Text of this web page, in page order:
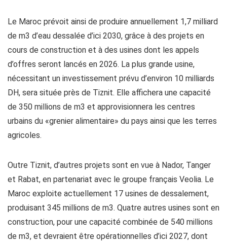
Le Maroc prévoit ainsi de produire annuellement 1,7 milliard
de m3 d’eau dessalée d’ici 2030, grâce à des projets en
cours de construction et à des usines dont les appels
d’offres seront lancés en 2026. La plus grande usine,
nécessitant un investissement prévu d’environ 10 milliards
DH, sera située près de Tiznit. Elle affichera une capacité
de 350 millions de m3 et approvisionnera les centres
urbains du «grenier alimentaire» du pays ainsi que les terres
agricoles.
Outre Tiznit, d’autres projets sont en vue à Nador, Tanger
et Rabat, en partenariat avec le groupe français Veolia. Le
Maroc exploite actuellement 17 usines de dessalement,
produisant 345 millions de m3. Quatre autres usines sont en
construction, pour une capacité combinée de 540 millions
de m3, et devraient être opérationnelles d’ici 2027, dont